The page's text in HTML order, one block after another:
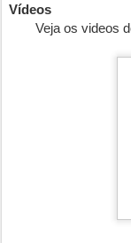
Vídeos
Veja os videos